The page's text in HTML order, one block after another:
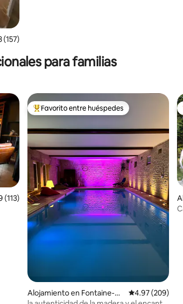
promedio: 4.93 de 5, 157 reseñas
(157)
para familias
promedio: 4.99 de 5, 113 reseñas
(113)
Favorito entre huéspedes preferido
Favorito entre huéspedes
Alojamiento en Fontaine-He
Calificación
4.97 (209)